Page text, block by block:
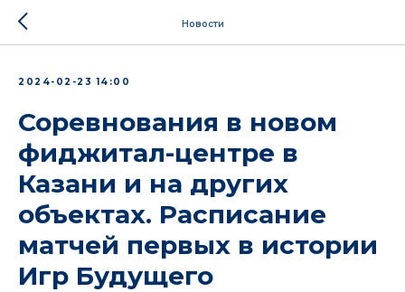
Новости
2024-02-23 14:00
Соревнования в новом
фиджитал-центре в
Казани и на других
объектах. Расписание
матчей первых в истории
Игр Будущего